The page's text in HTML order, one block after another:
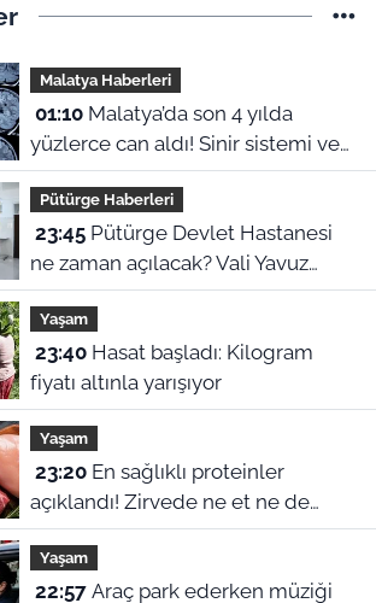
Malatya Haberleri
01:10Malatya’da son 4 yılda
yüzlerce can aldı! Sinir sistemi ve
duyu organı hastalıklarında şok
veriler
Pütürge Haberleri
23:45Pütürge Devlet Hastanesi
ne zaman açılacak? Vali Yavuz
açıkladı
Yaşam
23:40Hasat başladı: Kilogram
fiyatı altınla yarışıyor
Yaşam
23:20En sağlıklı proteinler
açıklandı! Zirvede ne et ne de
yumurta var
Yaşam
22:57Araç park ederken müziği